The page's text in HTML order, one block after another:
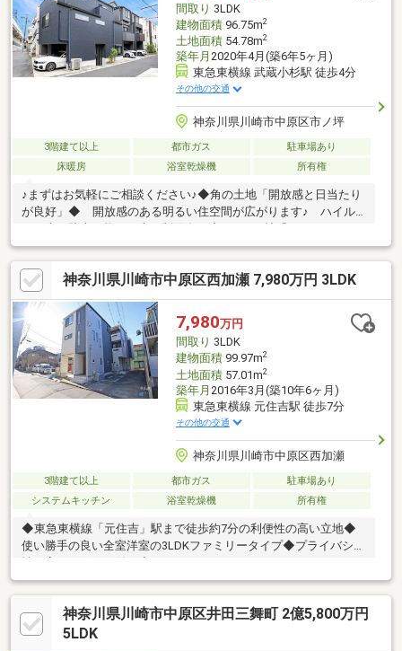
間取り 3LDK
建物面積96.75m2
土地面積54.78m2
築年月 2020年4月(築6年5ヶ月)
東急東横線 武蔵小杉駅 徒歩4分
その他の交通
神奈川県川崎市中原区市ノ坪
3階建て以上 都市ガス
駐車場あり
床暖房
浴室乾燥機 所有権
♪まずはお気軽にご相談ください♪◆角の土地「開放感と日当たり
が良好」◆ 開放感のある明るい住空間が広がります♪ ハイル
ビング」◆ 床暖房が完備されており、対面式のキッチンは食洗
機もあり、家事のサポートが充実！◆武蔵小杉駅4分「利便性が
充実」◆ 複数路線も利用可能♪アクセス良好な立地です♪ ◆生
活利便性充実◆ スーパーやドラックストア、コンビニが近く買
い物が便利♪ 総合病院も徒歩10分圏内のため、何かあった時も
安心！□角地□充実の設備□すこやか小杉保育園□東住吉小学校□住
吉中学校
神奈川県川崎市中原区西加瀬 7,980万円 3LDK
7,980万円
間取り 3LDK
建物面積99.97m2
土地面積57.01m2
築年月 2016年3月(築10年6ヶ月)
東急東横線 元住吉駅 徒歩7分
その他の交通
神奈川県川崎市中原区西加瀬
3階建て以上 都市ガス
駐車場あり
システムキッチン
浴室乾燥機 所有権
◆東急東横線「元住吉」駅まで徒歩約7分の利便性の高い立地◆
使い勝手の良い全室洋室の3LDKファミリータイプ◆プライバシー
ットで衣替えが不要！収納が豊富なプランです！◆コミュニケー
ションの機会が増えるリビング階段採用◆開放感を演出してくれ
る対面キッチン採用◆食洗機・浄水器一体型水栓など機能充実の
システムキッチン◆浴室乾燥機＋追焚機能の機能充実のバスルー
神奈川県川崎市中原区井田三舞町 2億5,800万円
5LDK